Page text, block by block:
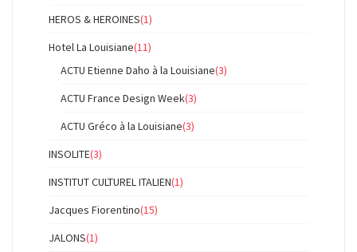
HEROS & HEROINES(1)
Hotel La Louisiane(11)
ACTU Etienne Daho à la Louisiane(3)
ACTU France Design Week(3)
ACTU Gréco à la Louisiane(3)
INSOLITE(3)
INSTITUT CULTUREL ITALIEN(1)
Jacques Fiorentino(15)
JALONS(1)